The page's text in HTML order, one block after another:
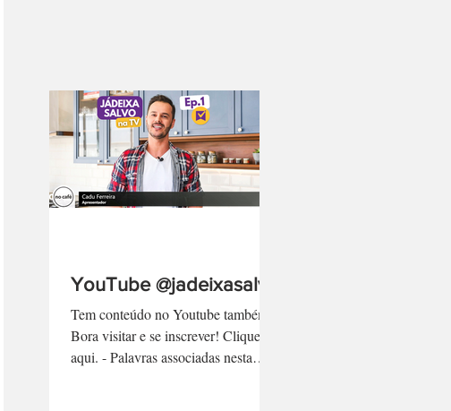
YouTube @jadeixasalvo
Tem conteúdo no Youtube também!
Bora visitar e se inscrever! Clique
aqui. - Palavras associadas nesta